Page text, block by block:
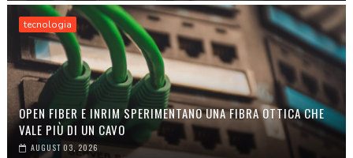
tecnologia
OPEN FIBER E INRIM SPERIMENTANO UNA FIBRA OTTICA CHE
VALE PIÙ DI UN CAVO
AUGUST 03, 2026